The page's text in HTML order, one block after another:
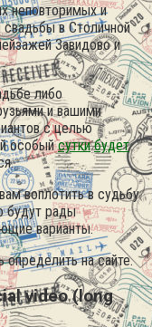
неповторимых и
в Столичной
Завидово и
либо
и вашими
с целью
особыйсутки будет
воплотить в судьбу
будут рады
варианты.
на сайте.
video (long